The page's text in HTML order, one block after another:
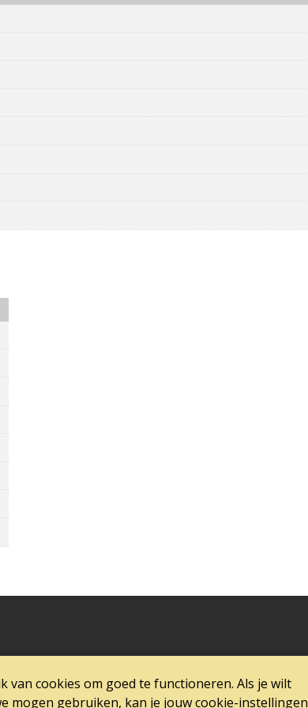
van cookies om goed te functioneren. Als je wilt
mogen gebruiken, kan je jouw cookie-instellingen